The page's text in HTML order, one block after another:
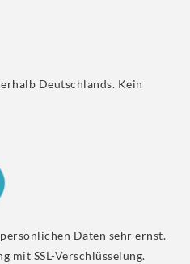
Deutschlands. Kein
Daten sehr ernst.
mit SSL-Verschlüsselung.